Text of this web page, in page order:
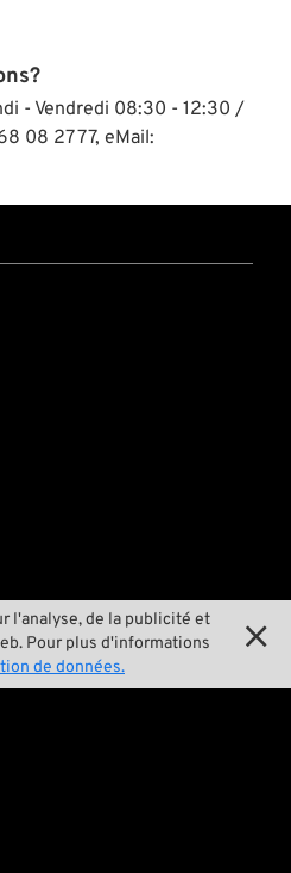
l'analyse, de la publicité et
Pour plus d'informations
de données.

- Vendredi 08:30 - 12:30 /
08 27 77, eMail: